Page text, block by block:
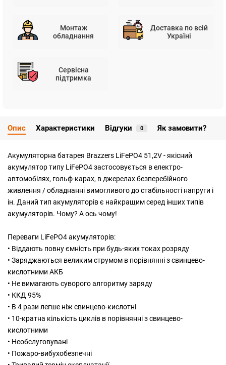
Монтаж
обладнання
Доставка по всій
Україні
Сервісна
підтримка
Опис Характеристики Відгуки 0 Як замовити?
Акумуляторна батарея Brazzers LiFePO4 51,2V - якісний
акумулятор типу LiFePO4 застосовується в електро-
автомобілях, гольф-карах, в джерелах безперебійного
живлення / обладнанні вимогливого до стабільності напруги і
ін. Даний тип акумуляторів є найкращим серед інших типів
акумуляторів. Чому? А ось чому!
Переваги LiFePO4 акумуляторів:
• Віддають повну ємність при будь-яких токах розряду
• Заряджаються великим струмом в порівнянні з свинцево-
кислотними АКБ
• Не вимагають суворого алгоритму заряду
• ККД 95%
• В 4 рази легше ніж свинцево-кислотні
• 10-кратна кількість циклів в порівнянні з свинцево-
кислотними
• Необслуговувані
• Пожаро-вибухобезпечні